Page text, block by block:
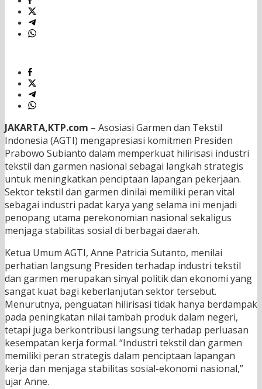
JAKARTA,KTP.com – Asosiasi Garmen dan Tekstil
Indonesia (AGTI) mengapresiasi komitmen Presiden
Prabowo Subianto dalam memperkuat hilirisasi industri
tekstil dan garmen nasional sebagai langkah strategis
untuk meningkatkan penciptaan lapangan pekerjaan.
Sektor tekstil dan garmen dinilai memiliki peran vital
sebagai industri padat karya yang selama ini menjadi
penopang utama perekonomian nasional sekaligus
menjaga stabilitas sosial di berbagai daerah.
Ketua Umum AGTI, Anne Patricia Sutanto, menilai
perhatian langsung Presiden terhadap industri tekstil
dan garmen merupakan sinyal politik dan ekonomi yang
sangat kuat bagi keberlanjutan sektor tersebut.
Menurutnya, penguatan hilirisasi tidak hanya berdampak
pada peningkatan nilai tambah produk dalam negeri,
tetapi juga berkontribusi langsung terhadap perluasan
kesempatan kerja formal. “Industri tekstil dan garmen
memiliki peran strategis dalam penciptaan lapangan
kerja dan menjaga stabilitas sosial-ekonomi nasional,”
ujar Anne.